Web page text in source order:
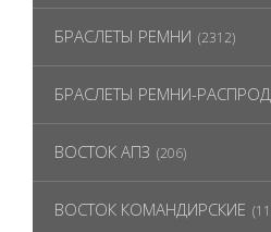
БРАСЛЕТЫ РЕМНИ (2312)
БРАСЛЕТЫ РЕМНИ-
ВОСТОК АПЗ (206)
ВОСТОК КОМАНДИРСКИЕ